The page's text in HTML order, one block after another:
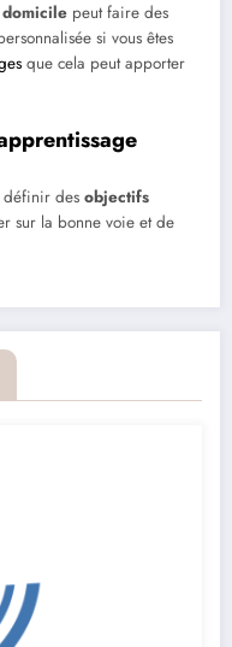
peut faire des
si vous êtes
que cela peut apporter
définir des objectifs
sur la bonne voie et de